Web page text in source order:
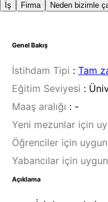
İş Firma Neden bizimle
Genel Bakış
İstihdam Tipi : Tam
Eğitim Seviyesi :
Maaş aralığı : -
Yeni mezunlar için
Öğrenciler için uygun
Yabancılar için uygun
Açıklama